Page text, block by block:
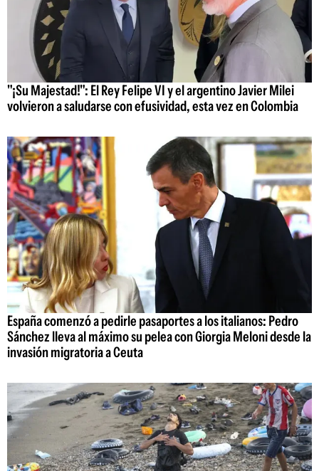
"¡Su Majestad!": El Rey Felipe VI y el argentino Javier Milei
volvieron a saludarse con efusividad, esta vez en Colombia
España comenzó a pedirle pasaportes a los italianos: Pedro
Sánchez lleva al máximo su pelea con Giorgia Meloni desde la
invasión migratoria a Ceuta